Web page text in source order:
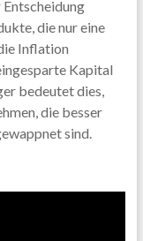
die nur eine
Inflation
Kapital
bedeutet dies,
die besser
sind.